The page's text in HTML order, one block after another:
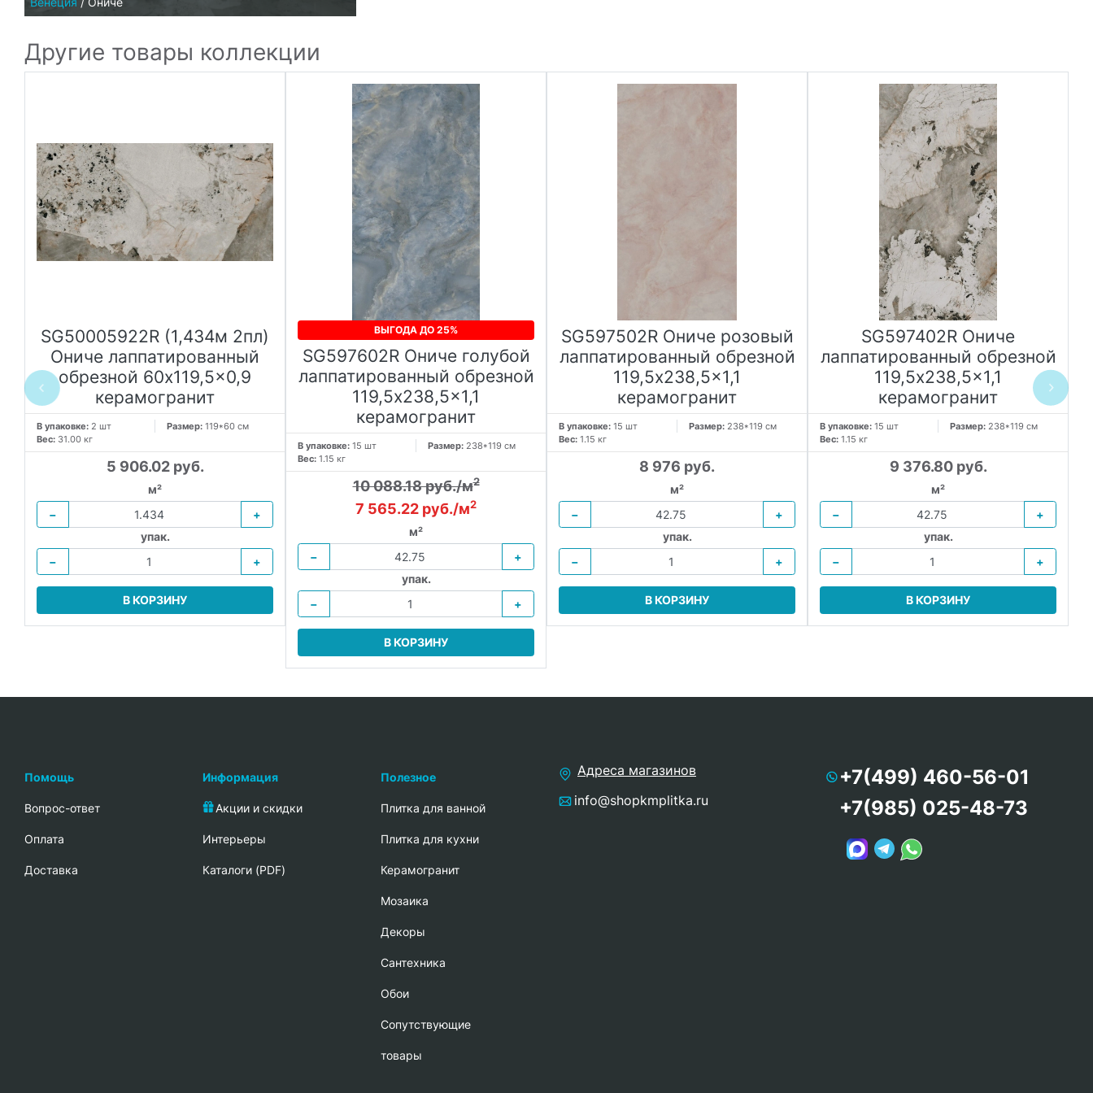
Другие товары коллекции
SG50005922R (1,434м 2пл)
Ониче лаппатированный
обрезной 60x119,5x0,9
керамогранит
В упаковке: 2 шт Размер: 119*60 см
Вес: 31.00 кг
5 906.02 руб.
м²
−
+
упак.
−
+
В КОРЗИНУ
ВЫГОДА ДО 25%
SG597602R Ониче голубой
лаппатированный обрезной
119,5x238,5x1,1
керамогранит
В упаковке: 15 шт Размер: 238*119 см
Вес: 1.15 кг
10 088.18 руб./м2
7 565.22 руб./м2
м²
−
+
упак.
−
+
В КОРЗИНУ
SG597502R Ониче розовый
лаппатированный обрезной
119,5x238,5x1,1
керамогранит
В упаковке: 15 шт Размер: 238*119 см
Вес: 1.15 кг
8 976 руб.
м²
−
+
упак.
−
+
В КОРЗИНУ
SG597402R Ониче
лаппатированный обрезной
119,5x238,5x1,1
керамогранит
В упаковке: 15 шт Размер: 238*119 см
Вес: 1.15 кг
9 376.80 руб.
м²
−
+
упак.
−
+
В КОРЗИНУ
Помощь
Вопрос-ответ
Oплата
Доставка
Информация
Акции и скидки
Интерьеры
Каталоги (PDF)
Полезное
Плитка для ванной
Плитка для кухни
Керамогранит
Мозаика
Декоры
Сантехника
Обои
Сопутствующие
товары
Адреса магазинов
info@shopkmplitka.ru
+7(499) 460-56-01
+7(985) 025-48-73